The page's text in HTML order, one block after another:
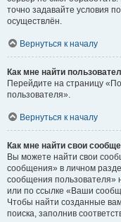
точно задавайте условия
осуществлён.
Вернуться к началу
Как мне найти
Перейдите на страницу
пользователя».
Вернуться к началу
Как мне найти свои
Вы можете найти свои
сообщения» в личном
сообщения пользователя»
или по ссылке «Ваши
Чтобы найти созданные
поиска, заполнив